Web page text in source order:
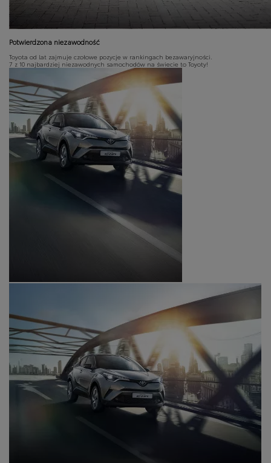
Potwierdzona niezawodność
Toyota od lat zajmuje czołowe pozycje w rankingach bezawaryjności.
7 z 10 najbardziej niezawodnych samochodów na świecie to Toyoty!